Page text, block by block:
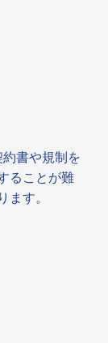
書や規制を
ることが難
ます。